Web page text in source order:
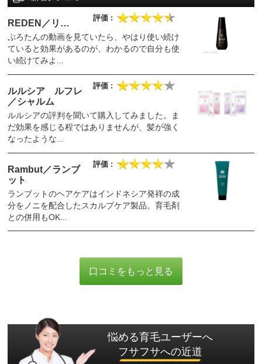
REDEN／リ…
ぷろたんの動画を見ていたら、やはり使い続け
ていると効果があるのが、わかるので自分も使
い続けてみよ...
ルルシア ルフレ
／シャルム
ルルシアの評判を聞いて購入してみました。ま
だ効果を感じる程ではありませんが、髪が強く
なったような...
Rambut／ランブ
ット
ランブットのヘアケアはインドネシア発祥の成
分をノニを配合したスカルプケア製品。育毛剤
との併用もOK...
口コミをもっと見る
悩める育毛ユーザーへ
フサフサへの近道